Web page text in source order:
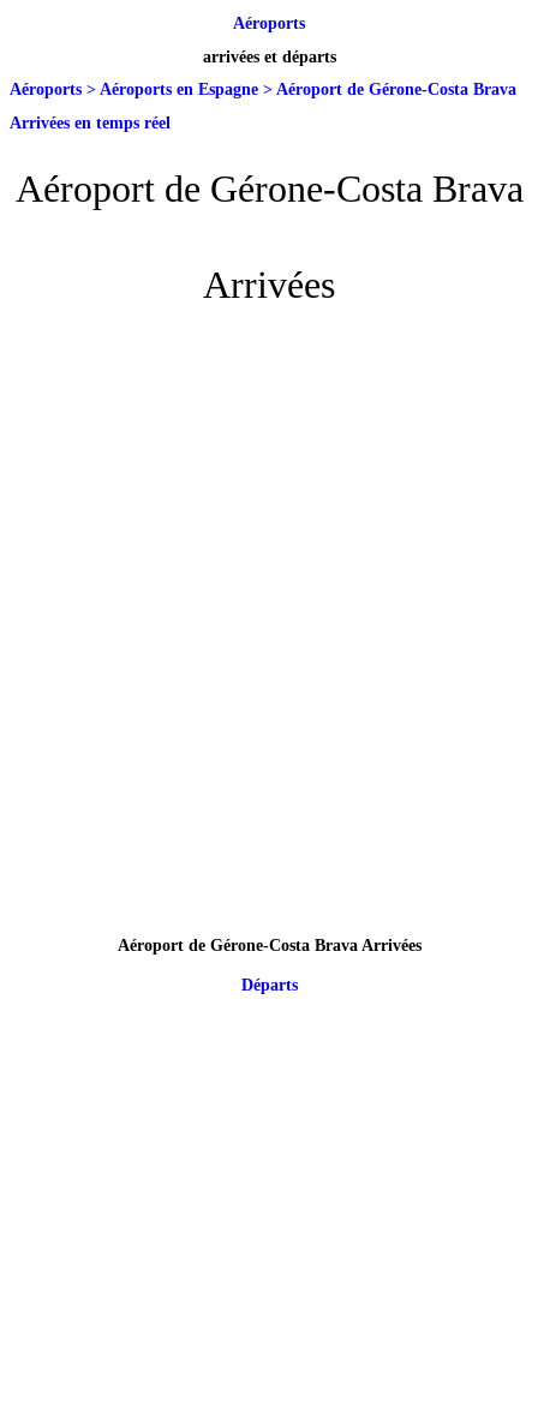
Aéroports
arrivées et départs
Aéroports > Aéroports en Espagne > Aéroport de Gérone-Costa Brava
Arrivées en temps réel
Aéroport de Gérone-Costa Brava
Arrivées
Aéroport de Gérone-Costa Brava Arrivées
Départs